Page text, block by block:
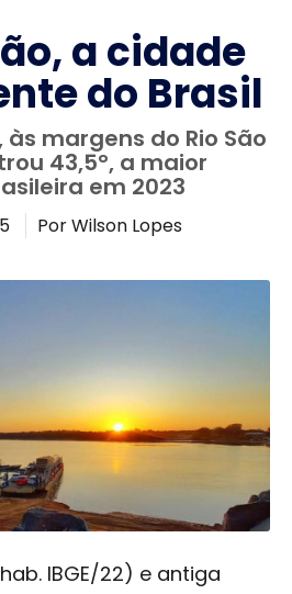
a cidade
do Brasil
margens do Rio São
43,5°, a maior
em 2023
Por Wilson Lopes
IBGE/22) e antiga